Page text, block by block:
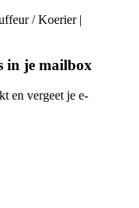
/ Koerier |
in je mailbox
en vergeet je e-